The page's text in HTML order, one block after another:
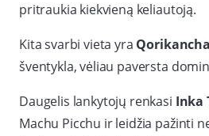
pritraukia kiekvieną keliautoją.
Kita svarbi vieta yra Qorikancha
šventykla, vėliau paversta
Daugelis lankytojų renkasi Inka
Machu Picchu ir leidžia pažinti